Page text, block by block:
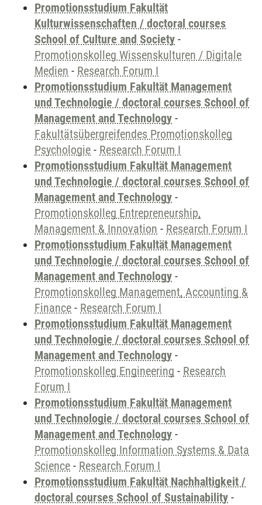
Promotionsstudium Fakultät
Kulturwissenschaften / doctoral courses
School of Culture and Society -
Promotionskolleg Wissenskulturen / Digitale
Medien - Research Forum I
Promotionsstudium Fakultät Management
und Technologie / doctoral courses School of
Management and Technology -
Fakultätsübergreifendes Promotionskolleg
Psychologie - Research Forum I
Promotionsstudium Fakultät Management
und Technologie / doctoral courses School of
Management and Technology -
Promotionskolleg Entrepreneurship,
Management & Innovation - Research Forum I
Promotionsstudium Fakultät Management
und Technologie / doctoral courses School of
Management and Technology -
Promotionskolleg Management, Accounting &
Finance - Research Forum I
Promotionsstudium Fakultät Management
und Technologie / doctoral courses School of
Management and Technology -
Promotionskolleg Engineering - Research
Forum I
Promotionsstudium Fakultät Management
und Technologie / doctoral courses School of
Management and Technology -
Promotionskolleg Information Systems & Data
Science - Research Forum I
Promotionsstudium Fakultät Nachhaltigkeit /
doctoral courses School of Sustainability -